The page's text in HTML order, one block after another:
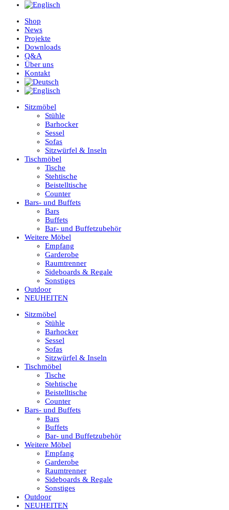
Shop
News
Projekte
Downloads
Q&A
Über uns
Kontakt
Sitzmöbel
Stühle
Barhocker
Sessel
Sofas
Sitzwürfel & Inseln
Tischmöbel
Tische
Stehtische
Beistelltische
Counter
Bars- und Buffets
Bars
Buffets
Bar- und Buffetzubehör
Weitere Möbel
Empfang
Garderobe
Raumtrenner
Sideboards & Regale
Sonstiges
Outdoor
NEUHEITEN
Sitzmöbel
Stühle
Barhocker
Sessel
Sofas
Sitzwürfel & Inseln
Tischmöbel
Tische
Stehtische
Beistelltische
Counter
Bars- und Buffets
Bars
Buffets
Bar- und Buffetzubehör
Weitere Möbel
Empfang
Garderobe
Raumtrenner
Sideboards & Regale
Sonstiges
Outdoor
NEUHEITEN